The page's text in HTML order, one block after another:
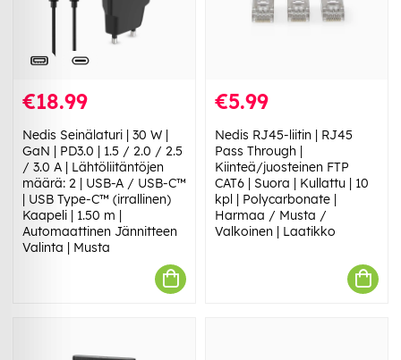
€18.99
Nedis Seinälaturi | 30 W |
GaN | PD3.0 | 1.5 / 2.0 / 2.5
/ 3.0 A | Lähtöliitäntöjen
määrä: 2 | USB-A / USB-C™
| USB Type-C™ (irrallinen)
Kaapeli | 1.50 m |
Automaattinen Jännitteen
Valinta | Musta
€5.99
Nedis RJ45-liitin | RJ45
Pass Through |
Kiinteä/juosteinen FTP
CAT6 | Suora | Kullattu | 10
kpl | Polycarbonate |
Harmaa / Musta /
Valkoinen | Laatikko